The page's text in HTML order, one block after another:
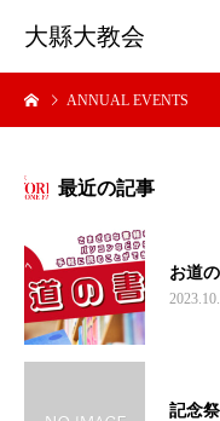
大縣大教会
ANNUAL EVENTS
最近の記事
お道
記念